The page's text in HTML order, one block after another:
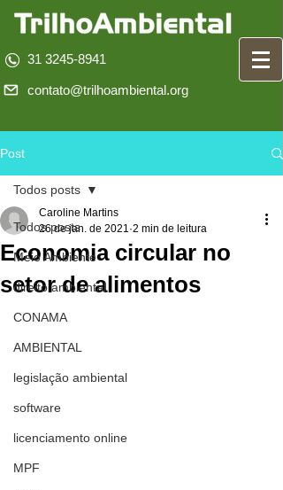
31 3245-8941
contato@trilhoambiental.org
Post
Todos posts
Meio Ambiente
direito ambiental
CONAMA
AMBIENTAL
legislação ambiental
software
licenciamento online
MPF
Todos posts
Economia circular no
setor de alimentos
Caroline Martins
26 de jan. de 2021 2 min de leitura